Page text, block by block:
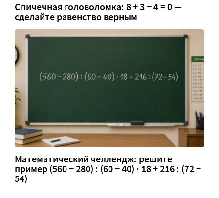
Спичечная головоломка: 8 + 3 − 4 = 0 —
сделайте равенство верным
Математический челлендж: решите
пример (560 − 280) : (60 − 40) · 18 + 216 : (72 −
54)